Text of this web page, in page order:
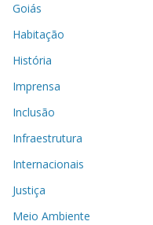
Goiás
Habitação
História
Imprensa
Inclusão
Infraestrutura
Internacionais
Justiça
Meio Ambiente